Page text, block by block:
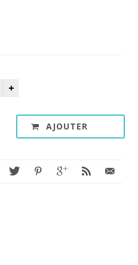
AJOUTER